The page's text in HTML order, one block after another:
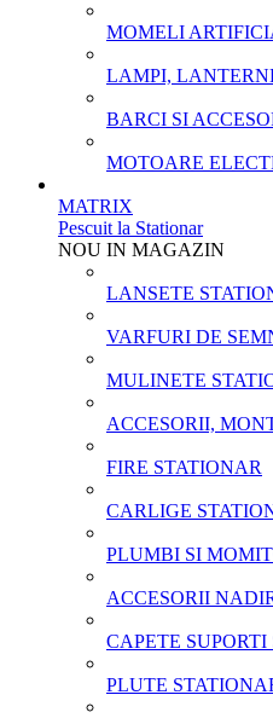
MOMELI
LAMPI,
BARCI SI
MOTOARE
MATRIX
Pescuit la Stationar
NOU IN MAGAZIN
LANSETE
VARFURI DE
MULINETE
ACCESORII,
FIRE STATIONAR
CARLIGE
PLUMBI SI
ACCESORII
CAPETE SUPORTI
PLUTE